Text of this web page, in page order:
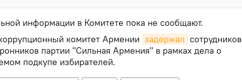
информации в Комитете пока не сообщают.
комитет Армении задержал сотрудников
партии "Сильная Армения" в рамках дела о
подкупе избирателей.